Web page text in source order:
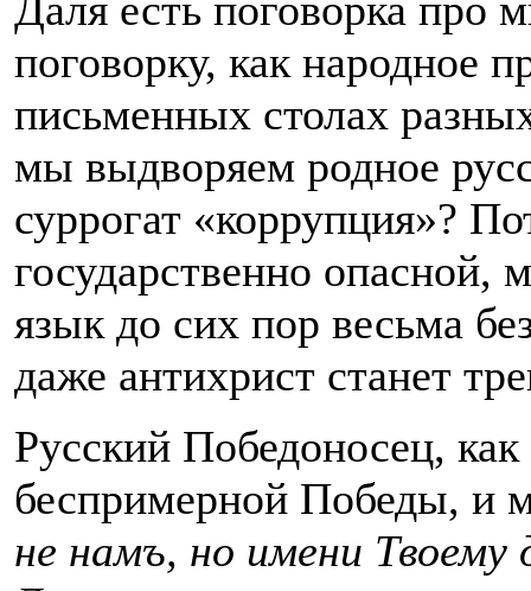
поговорку, как народное
письменных столах
мы выдворяем родное
суррогат «коррупция»?
государственно
язык до сих пор весьма
даже антихрист станет
Русский Победоносец,
беспримерной Победы, и
не намъ, но имени Твоему